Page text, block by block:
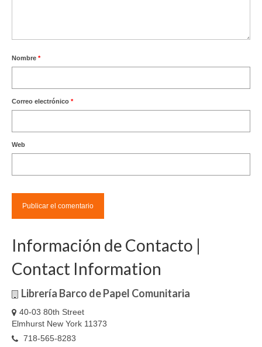
Nombre *
Correo electrónico *
Web
Información de Contacto |
Contact Information
Librería Barco de Papel Comunitaria
40-03 80th Street
Elmhurst New York 11373
718-565-8283